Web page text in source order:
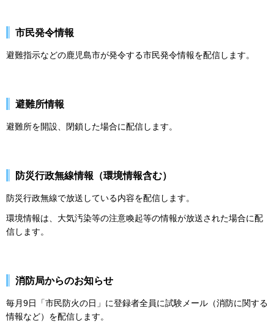
市民発令情報
避難指示などの鹿児島市が発令する市民発令情報を配信します。
避難所情報
避難所を開設、閉鎖した場合に配信します。
防災行政無線情報（環境情報含む）
防災行政無線で放送している内容を配信します。
環境情報は、大気汚染等の注意喚起等の情報が放送された場合に配
信します。
消防局からのお知らせ
毎月9日「市民防火の日」に登録者全員に試験メール（消防に関する
情報など）を配信します。